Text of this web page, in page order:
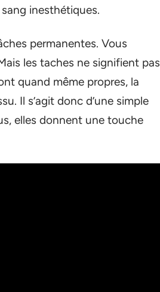
inesthétiques.
permanentes. Vous
les taches ne signifient pas
quand même propres, la
Il s’agit donc d’une simple
elles donnent une touche